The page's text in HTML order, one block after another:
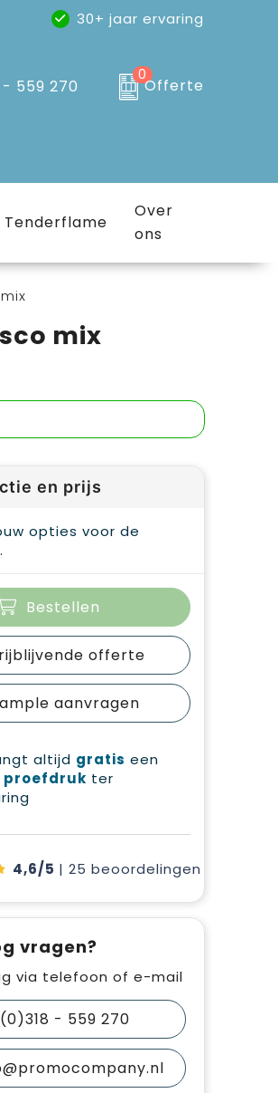
30+ jaar ervaring
- 559 270
0
Offerte
Tenderflame
Over
ons
mix
en prijs
opties voor de
Bestellen
offerte
aanvragen
altijd gratis een
ter
4,6/5 | 25 beoordelingen
vragen?
via telefoon of e-mail
(0)318 - 559 270